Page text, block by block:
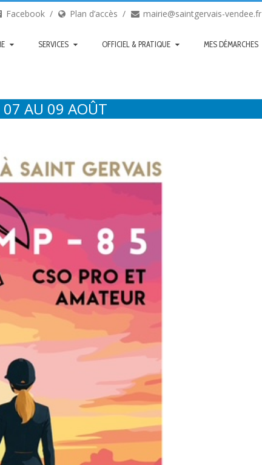
Facebook Plan d’accès mairie@saintgervais-vendee.fr
SERVICES OFFICIEL & PRATIQUE MES DÉMARCHES
07 AU 09 AOÛT